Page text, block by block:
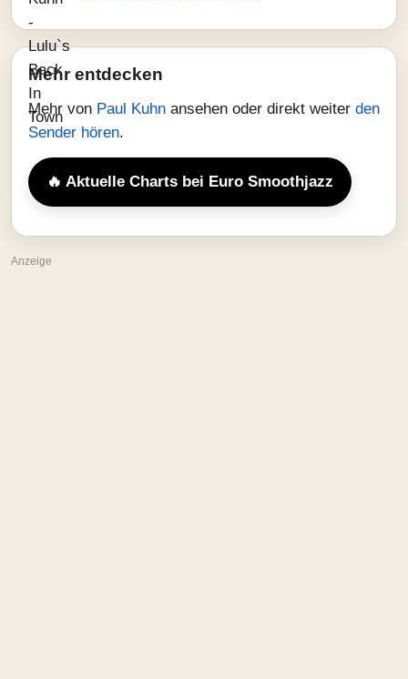
Mehr entdecken
Mehr von Paul Kuhn ansehen oder direkt weiter den
Sender hören.
🔥 Aktuelle Charts bei Euro Smoothjazz
Anzeige